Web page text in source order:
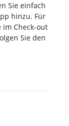
Sie einfach
hinzu. Für
im Check-out
Sie den